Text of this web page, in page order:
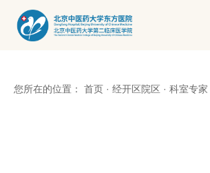
您所在的位置： 首页 · 经开区院区 · 科室专家